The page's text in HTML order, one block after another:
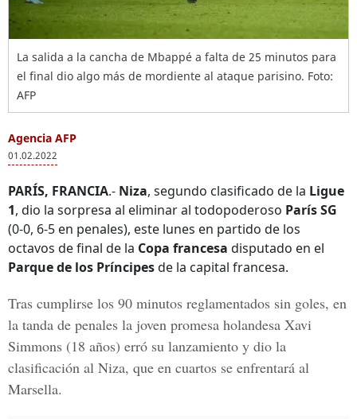
La salida a la cancha de Mbappé a falta de 25 minutos para
el final dio algo más de mordiente al ataque parisino. Foto:
AFP
Agencia AFP
01.02.2022
PARÍS, FRANCIA.- Niza, segundo clasificado de la Ligue
1, dio la sorpresa al eliminar al todopoderoso París SG
(0-0, 6-5 en penales), este lunes en partido de los
octavos de final de la Copa francesa disputado en el
Parque de los Príncipesde la capital francesa.
Tras cumplirse los 90 minutos reglamentados sin goles, en
la tanda de penales la joven promesa holandesa Xavi
Simmons (18 años) erró su lanzamiento y dio la
clasificación al Niza, que en cuartos se enfrentará al
Marsella.